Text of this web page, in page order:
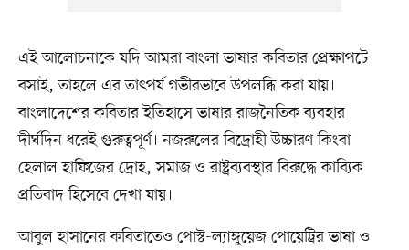
এই আলোচনাকে যদি আমরা বাংলা ভাষার কবিতার প্রেক্ষাপটে
বসাই, তাহলে এর তাৎপর্য গভীরভাবে উপলব্ধি করা যায়।
বাংলাদেশের কবিতার ইতিহাসে ভাষার রাজনৈতিক ব্যবহার
দীর্ঘদিন ধরেই গুরুত্বপূর্ণ। নজরুলের বিদ্রোহী উচ্চারণ কিংবা
হেলাল হাফিজের দ্রোহ, সমাজ ও রাষ্ট্রব্যবস্থার বিরুদ্ধে কাব্যিক
প্রতিবাদ হিসেবে দেখা যায়।
আবুল হাসানের কবিতাতেও পোস্ট-ল্যাঙ্গুয়েজ পোয়েট্রির ভাষা ও